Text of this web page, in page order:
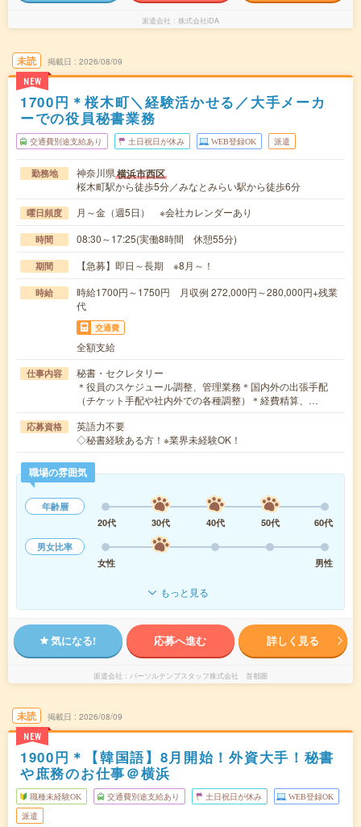
派遣会社 株式会社iDA
未読
NEW
掲載日 2026/08/09
1700円＊桜木町＼経験活かせる／大手メーカ
ーでの役員秘書業務
交通費別途支給あり 土日祝日が休み WEB登録OK 派遣
勤務地 神奈川県横浜市西区
桜木町駅から徒歩5分／みなとみらい駅から徒歩6分
曜日頻度 月～金（週5日） ※会社カレンダーあり
時間 08:30～17:25(実働8時間 休憩55分)
期間 【急募】即日～長期 ※8月～！
時給
時給1700円～1750円 月収例 272,000円～280,000円+残業
代
交通費
全額支給
仕事内容
秘書・セクレタリー
＊役員のスケジュール調整、管理業務＊国内外の出張手配
（チケット手配や社内外での各種調整）＊経費精算、…
応募資格
英語力不要
◇秘書経験ある方！※業界未経験OK！
職場の雰囲気
年齢層
20代
30代 40代 50代
60代
男女比率
女性
男性
もっと見る
気になる! 応募へ進む 詳しく見る
派遣会社 パーソルテンプスタッフ株式会社 首都圏
未読
NEW
掲載日 2026/08/09
1900円＊【韓国語】8月開始！外資大手！秘書
や庶務のお仕事＠横浜
職種未経験OK 交通費別途支給あり 土日祝日が休み WEB登録OK
派遣